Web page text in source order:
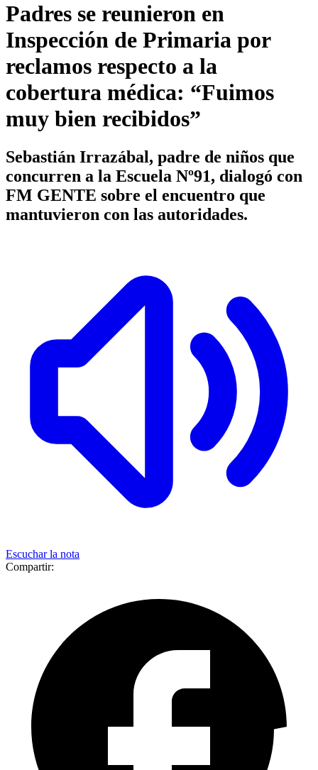
Padres se reunieron en
Inspección de Primaria por
reclamos respecto a la
cobertura médica: “Fuimos
muy bien recibidos”
Sebastián Irrazábal, padre de niños que
concurren a la Escuela Nº91, dialogó con
FM GENTE sobre el encuentro que
mantuvieron con las autoridades.
Escuchar la nota
Compartir: